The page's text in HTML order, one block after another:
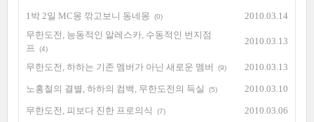
1박 2일 MC몽 깎고보니 동네몽 (0)
2010.03.14
무한도전, 능동적인 알레스카, 수동적인 번지점
프
(4)
2010.03.13
무한도전, 하하는 기존 멤버가 아닌 새로운 멤버 (9) 2010.03.13
노홍철의 결별, 하하의 컴백, 무한도전의 득실 (5) 2010.03.10
무한도전, 피보다 진한 프로의식 (7) 2010.03.06